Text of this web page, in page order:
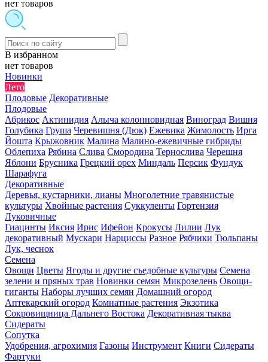
нет товаров
В избранном
нет товаров
Новинки
Лето
Плодовые Декоративные
Плодовые
Абрикос Актинидия Алыча колонновидная Виноград Вишня
Голубика Груша Черевишня (Дюк) Ежевика Жимолость Ирга
Йошта Крыжовник Малина Малино-ежевичные гибриды
Облепиха Рябина Слива Смородина Тернослива Черешня
Яблони Брусника Грецкий орех Миндаль Персик Фундук
Шарафуга
Декоративные
Деревья, кустарники, лианы Многолетние травянистые
культуры Хвойные растения Суккуленты Гортензия
Луковичные
Гиацинты Иксия Ирис Ифейон Крокусы Лилии Лук
декоративный Мускари Нарциссы Разное Рябчики Тюльпаны
Лук, чеснок
Семена
Овощи Цветы Ягоды и другие съедобные культуры Семена
зелени и пряных трав Новинки семян Микрозелень Овощи-
гиганты Наборы лучших семян Домашний огород
Аптекарский огород Комнатные растения Экзотика
Сокровищница Дальнего Востока Декоративная тыква
Сидераты
Сопутка
Удобрения, агрохимия Газоны Инструмент Книги Сидераты
Фартуки